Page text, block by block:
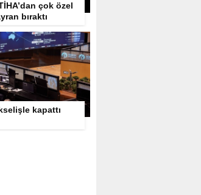
çok özel
bıraktı
kapattı